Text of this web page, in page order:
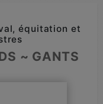
équitation et
~ GANTS